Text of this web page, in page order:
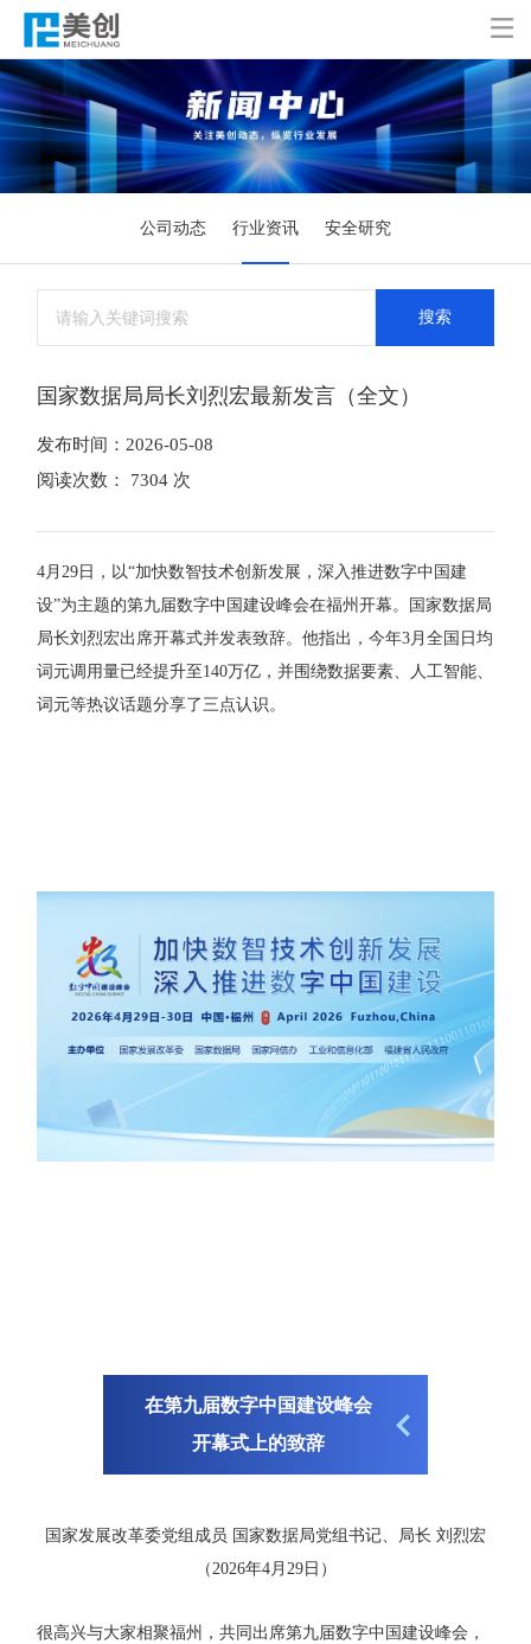

公司动态 行业资讯 安全研究
搜索
国家数据局局长刘烈宏最新发言（全文）
发布时间：2026-05-08
阅读次数： 7304 次
4月29日，以“加快数智技术创新发展，深入推进数字中国建
设”为主题的第九届数字中国建设峰会在福州开幕。国家数据局
局长刘烈宏出席开幕式并发表致辞。他指出，今年3月全国日均
词元调用量已经提升至140万亿，并围绕数据要素、人工智能、
词元等热议话题分享了三点认识。
在第九届数字中国建设峰会
开幕式上的致辞
国家发展改革委党组成员 国家数据局党组书记、局长 刘烈宏
（2026年4月29日）
很高兴与大家相聚福州，共同出席第九届数字中国建设峰会，